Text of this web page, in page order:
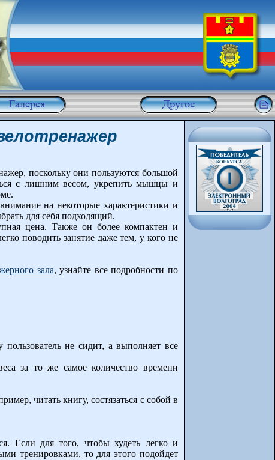
поскольку они пользуются большой
с лишним весом, укрепить мышцы и
на некоторые характеристики и
для себя подходящий.
цена. Также он более компактен и
поводить занятие даже тем, у кого не
зала, узнайте все подробности по
не сидит, а выполняет все
за то же самое количество времени
читать книгу, состязаться с собой в
Если для того, чтобы худеть легко и
тренировками, то для этого подойдет